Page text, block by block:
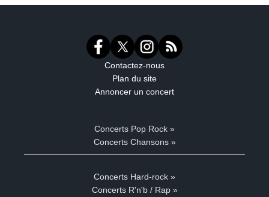
Contactez-nous
Plan du site
Annoncer un concert
Concerts Pop Rock »
Concerts Chansons »
Concerts Hard-rock »
Concerts R'n'b / Rap »